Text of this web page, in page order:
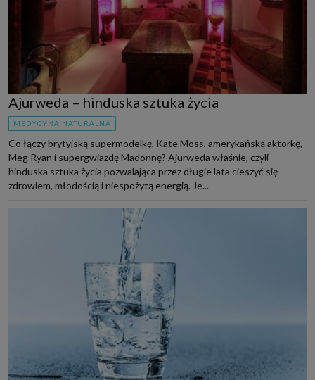
Ajurweda – hinduska sztuka życia
MEDYCYNA NATURALNA
Co łączy brytyjską supermodelkę, Kate Moss, amerykańską aktorkę,
Meg Ryan i supergwiazdę Madonnę? Ajurweda właśnie, czyli
hinduska sztuka życia pozwalająca przez długie lata cieszyć się
zdrowiem, młodością i niespożytą energią. Je...